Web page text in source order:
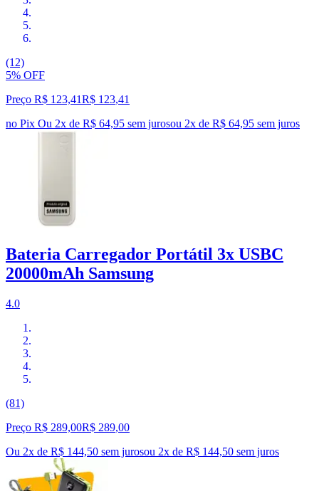
(12)
5% OFF
Preço R$ 123,41R$ 123,41
no Pix Ou 2x de R$ 64,95 sem jurosou 2x de R$ 64,95 sem juros
Bateria Carregador Portátil 3x USBC
20000mAh Samsung
4.0
(81)
Preço R$ 289,00R$ 289,00
Ou 2x de R$ 144,50 sem jurosou 2x de R$ 144,50 sem juros